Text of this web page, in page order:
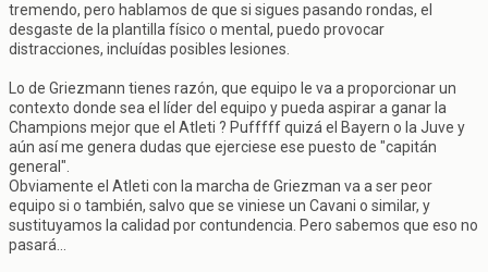
tremendo, pero hablamos de que si sigues pasando rondas, el
desgaste de la plantilla físico o mental, puedo provocar
distracciones, incluídas posibles lesiones.
Lo de Griezmann tienes razón, que equipo le va a proporcionar un
contexto donde sea el líder del equipo y pueda aspirar a ganar la
Champions mejor que el Atleti ? Pufffff quizá el Bayern o la Juve y
aún así me genera dudas que ejerciese ese puesto de "capitán
general".
Obviamente el Atleti con la marcha de Griezman va a ser peor
equipo si o también, salvo que se viniese un Cavani o similar, y
sustituyamos la calidad por contundencia. Pero sabemos que eso no
pasará...